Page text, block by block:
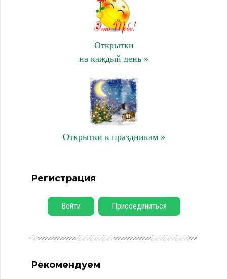
Открытки
на каждый день »
Открытки к праздникам »
Регистрация
Войти Присоединиться
Рекомендуем